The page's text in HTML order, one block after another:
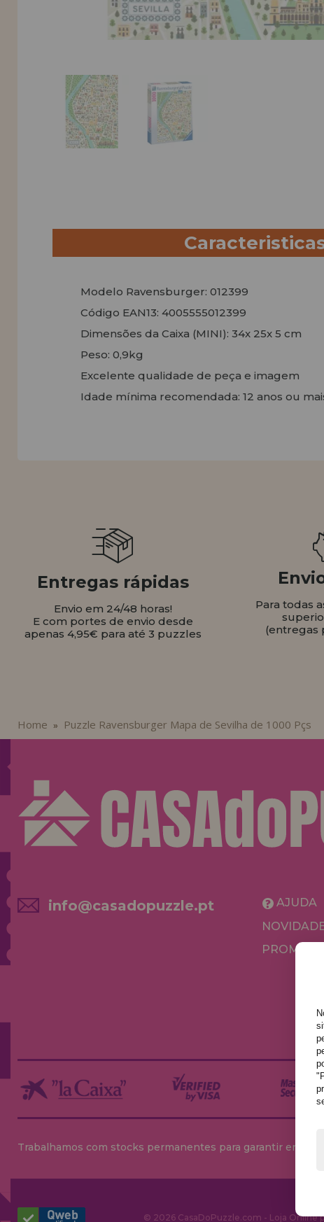
Modelo Ravensburger: 012399
Código EAN13: 4005555012399
Dimensões da Caixa (MINI): 34x 25x 5 cm
Peso: 0,9kg
Excelente qualidade de peça e imagem
Idade mínima recomendada: 12 anos ou
Entregas rápidas
Envio em 24/48 horas!
E com portes de envio desde
apenas 4,95€ para até 3 puzzles
Para todas
(entregas
Home » Puzzle Ravensburger Mapa de Sevilha de 1000 Pçs
info@casadopuzzle.pt
AJUDA
Trabalhamos com stocks permanentes para garantir
© 2026 CasaDoPuzzle.com - Loja Online